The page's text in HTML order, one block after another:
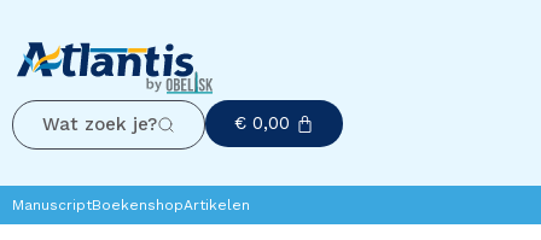
Wat zoek je? € 0,00
ManuscriptBoekenshopArtikelen